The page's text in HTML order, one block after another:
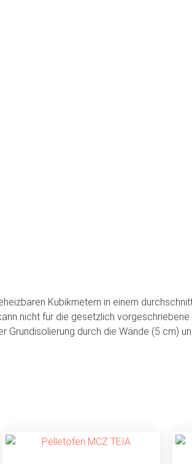
Kubikmetern in einem
nicht für die gesetzlich
Grundisolierung durch die Wände (5 cm)